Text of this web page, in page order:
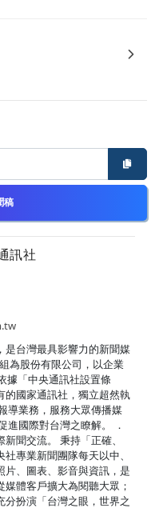
稿
訊社
是台灣最具影響力的新聞媒
為股份有限公司，以企業
據「中央通訊社設置條
的國家通訊社，獨立超然執
導業務，服務大眾傳播媒
進國際對台灣之瞭解。 ．
聞交流。 秉持「正確、
專業新聞團隊每天以中、
、圖表、影音與資訊，是
體客戶擴大為閱聽大眾；
扮演「台灣之眼，世界之